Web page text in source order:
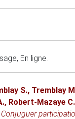
, En ligne.
S., Tremblay
, Robert-Mazaye C.
Conjuguer